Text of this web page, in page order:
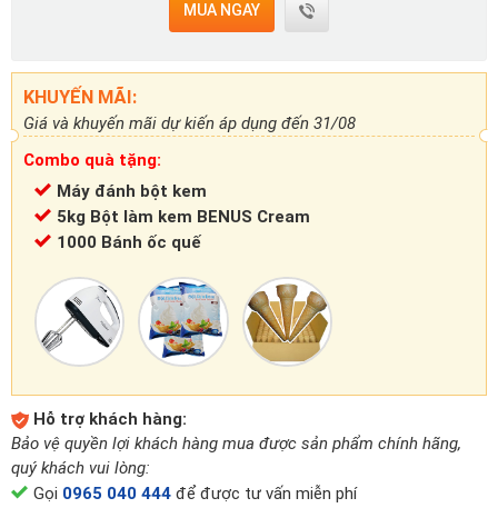
MUA NGAY
KHUYẾN MÃI:
Giá và khuyến mãi dự kiến áp dụng đến 31/08
Combo quà tặng:
Máy đánh bột kem
5kg Bột làm kem BENUS Cream
1000 Bánh ốc quế
Hỗ trợ khách hàng:
Bảo vệ quyền lợi khách hàng mua được sản phẩm chính hãng,
quý khách vui lòng:
Gọi 0965 040 444 để được tư vấn miễn phí